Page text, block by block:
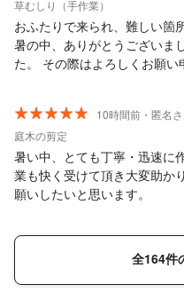
草むしり（手作業）
おふたりで来られ、難しい箇
暑の中、ありがとうございま
た。 その際はよろしくお願い
10時間前・匿名
庭木の剪定
暑い中、とても丁寧・迅速に
業も快く受けて頂き大変助か
願いしたいと思います。
全164件